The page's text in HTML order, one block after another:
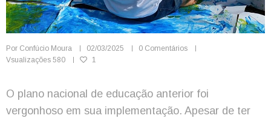
Por Confúcio Moura 02/03/2025
0 Comentários
Vsualizações 580 1
O plano nacional de educação anterior foi
vergonhoso em sua implementação. Apesar de ter